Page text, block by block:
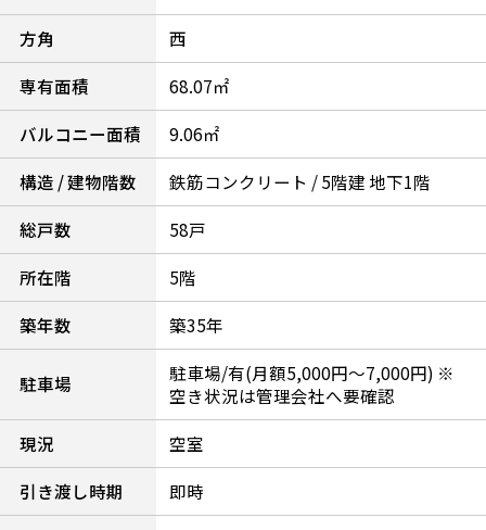
方角
西
専有面積
68.07㎡
バルコニー面積
9.06㎡
構造 / 建物階数
鉄筋コンクリート / 5階建 地下1階
総戸数
58戸
所在階
5階
築年数
築35年
駐車場
駐車場/有(月額5,000円～7,000円) ※
空き状況は管理会社へ要確認
現況
空室
引き渡し時期
即時